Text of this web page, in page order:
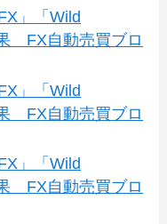
」「Wild
FX自動売買ブロ
」「Wild
FX自動売買ブロ
」「Wild
FX自動売買ブロ